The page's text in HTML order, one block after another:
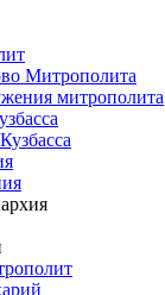
Митрополита
митрополита